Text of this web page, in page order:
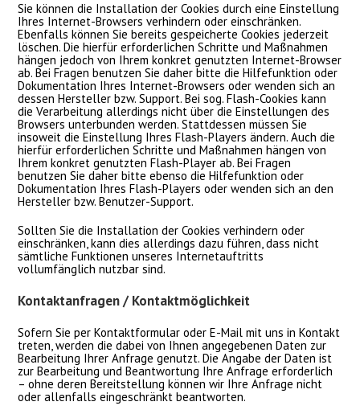
Sie können die Installation der Cookies durch eine Einstellung
Ihres Internet-Browsers verhindern oder einschränken.
Ebenfalls können Sie bereits gespeicherte Cookies jederzeit
löschen. Die hierfür erforderlichen Schritte und Maßnahmen
hängen jedoch von Ihrem konkret genutzten Internet-Browser
ab. Bei Fragen benutzen Sie daher bitte die Hilfefunktion oder
Dokumentation Ihres Internet-Browsers oder wenden sich an
dessen Hersteller bzw. Support. Bei sog. Flash-Cookies kann
die Verarbeitung allerdings nicht über die Einstellungen des
Browsers unterbunden werden. Stattdessen müssen Sie
insoweit die Einstellung Ihres Flash-Players ändern. Auch die
hierfür erforderlichen Schritte und Maßnahmen hängen von
Ihrem konkret genutzten Flash-Player ab. Bei Fragen
benutzen Sie daher bitte ebenso die Hilfefunktion oder
Dokumentation Ihres Flash-Players oder wenden sich an den
Hersteller bzw. Benutzer-Support.
Sollten Sie die Installation der Cookies verhindern oder
einschränken, kann dies allerdings dazu führen, dass nicht
sämtliche Funktionen unseres Internetauftritts
vollumfänglich nutzbar sind.
Kontaktanfragen / Kontaktmöglichkeit
Sofern Sie per Kontaktformular oder E-Mail mit uns in Kontakt
treten, werden die dabei von Ihnen angegebenen Daten zur
Bearbeitung Ihrer Anfrage genutzt. Die Angabe der Daten ist
zur Bearbeitung und Beantwortung Ihre Anfrage erforderlich
– ohne deren Bereitstellung können wir Ihre Anfrage nicht
oder allenfalls eingeschränkt beantworten.